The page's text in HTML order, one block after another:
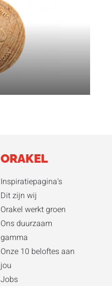
ORAKEL
Inspiratiepagina's
Dit zijn wij
Orakel werkt groen
Ons duurzaam
gamma
Onze 10 beloftes aan
jou
Jobs